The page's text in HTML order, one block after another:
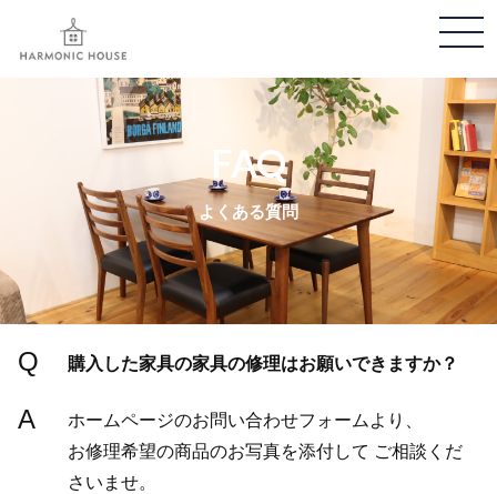
メ
ュ
ー
開
閉
FAQ
よくある質問
Q 購入した家具の家具の修理はお願いできますか？
A
ホームページのお問い合わせフォームより、
お修理希望の商品のお写真を添付して ご相談くだ
さいませ。